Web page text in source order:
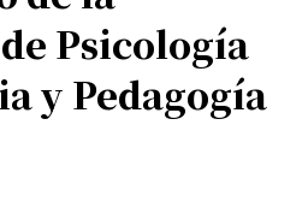
Psicología
y Pedagogía